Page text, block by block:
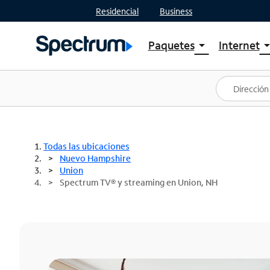
Residencial Business
Paquetesarrow_drop_down
Ver paquetes
Spectrum One
Mejores ofertas
Internetarrow_drop_down
Planes
Todas las ubicaciones
Nuevo Hampshire
Union
Spectrum TV® y streaming en Union, NH